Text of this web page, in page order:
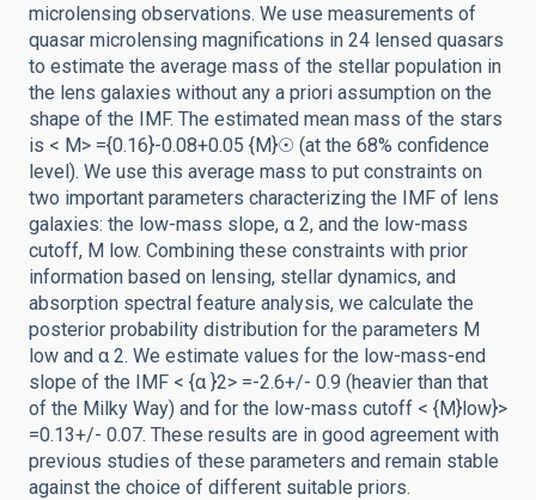
microlensing observations. We use measurements of
quasar microlensing magnifications in 24 lensed quasars
to estimate the average mass of the stellar population in
the lens galaxies without any a priori assumption on the
shape of the IMF. The estimated mean mass of the stars
is < M> ={0.16}-0.08+0.05 {M}☉ (at the 68% confidence
level). We use this average mass to put constraints on
two important parameters characterizing the IMF of lens
galaxies: the low-mass slope, α 2, and the low-mass
cutoff, M low. Combining these constraints with prior
information based on lensing, stellar dynamics, and
absorption spectral feature analysis, we calculate the
posterior probability distribution for the parameters M
low and α 2. We estimate values for the low-mass-end
slope of the IMF < {α }2> =-2.6+/- 0.9 (heavier than that
of the Milky Way) and for the low-mass cutoff < {M}low}>
=0.13+/- 0.07. These results are in good agreement with
previous studies of these parameters and remain stable
against the choice of different suitable priors.